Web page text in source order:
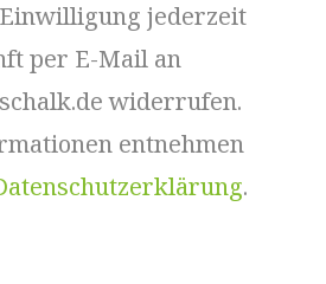
jederzeit
per E-Mail an
widerrufen.
entnehmen
.